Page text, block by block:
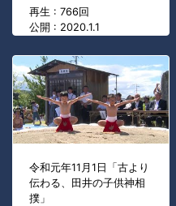
再生 : 766回
公開 : 2020.1.1
令和元年11月1日「古より
伝わる、田井の子供神相
撲」